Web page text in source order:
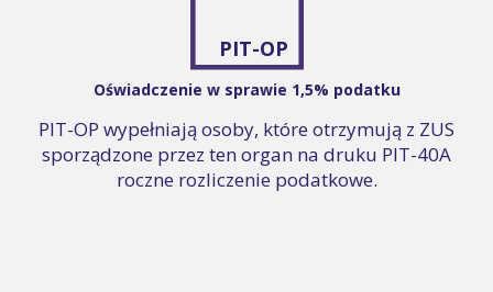
PIT-OP
Oświadczenie w sprawie 1,5% podatku
PIT-OP wypełniają osoby, które otrzymują z ZUS
sporządzone przez ten organ na druku PIT-40A
roczne rozliczenie podatkowe.